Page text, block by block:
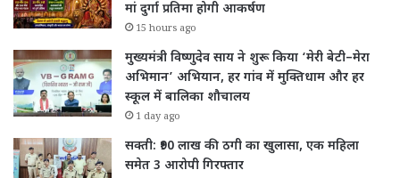
मां दुर्गा प्रतिमा होगी आकर्षण
15 hours ago
मुख्यमंत्री विष्णुदेव साय ने शुरू किया ‘मेरी बेटी–मेरा
अभिमान’ अभियान, हर गांव में मुक्तिधाम और हर
स्कूल में बालिका शौचालय
1 day ago
सक्ती: ₹90 लाख की ठगी का खुलासा, एक महिला
समेत 3 आरोपी गिरफ्तार